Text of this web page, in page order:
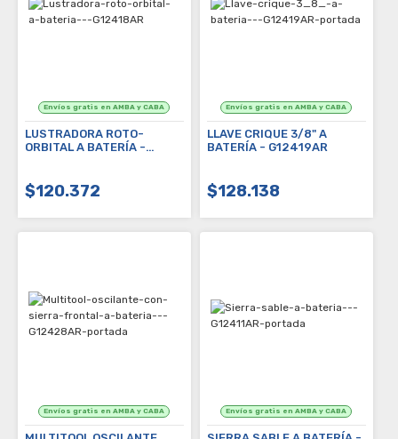
LUSTRADORA ROTO-
ORBITAL A BATERÍA -
$120.372
LLAVE CRIQUE 3/8" A
BATERÍA - G12419AR
$128.138